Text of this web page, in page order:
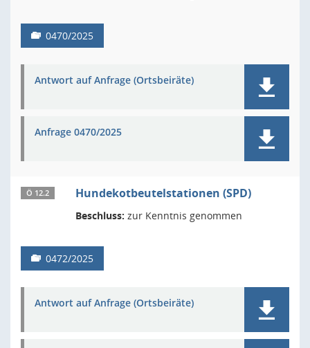
0470/2025
Antwort auf Anfrage (Ortsbeiräte)
Anfrage 0470/2025
Ö 12.2 Hundekotbeutelstationen (SPD)
Beschluss: zur Kenntnis genommen
0472/2025
Antwort auf Anfrage (Ortsbeiräte)